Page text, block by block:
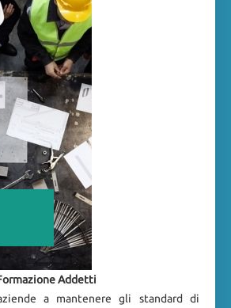
Formazione Addetti
a mantenere gli standard di